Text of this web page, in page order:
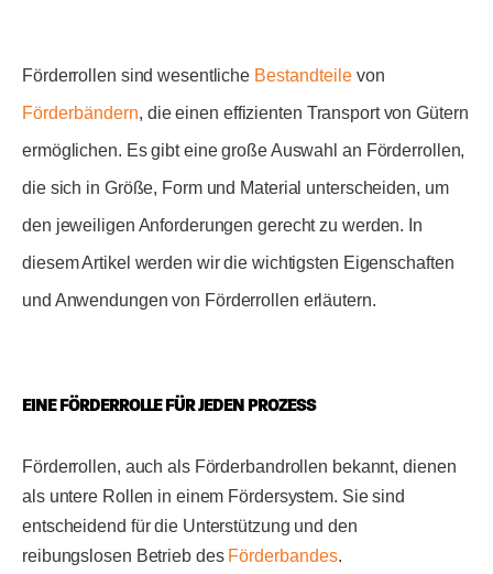
Förderrollen sind wesentliche Bestandteile von
Förderbändern, die einen effizienten Transport von Gütern
ermöglichen. Es gibt eine große Auswahl an Förderrollen,
die sich in Größe, Form und Material unterscheiden, um
den jeweiligen Anforderungen gerecht zu werden. In
diesem Artikel werden wir die wichtigsten Eigenschaften
und Anwendungen von Förderrollen erläutern.
EINE FÖRDERROLLE FÜR JEDEN PROZESS
Förderrollen, auch als Förderbandrollen bekannt, dienen
als untere Rollen in einem Fördersystem. Sie sind
entscheidend für die Unterstützung und den
reibungslosen Betrieb des Förderbandes.